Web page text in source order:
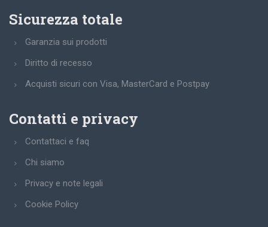
Sicurezza totale
Garanzia sui prodotti
Diritto di recesso
Acquisti sicuri con Visa, MasterCard e Postpay
Contatti e privacy
Contattaci e faq
Chi siamo
Privacy e note legali
Cookie Policy